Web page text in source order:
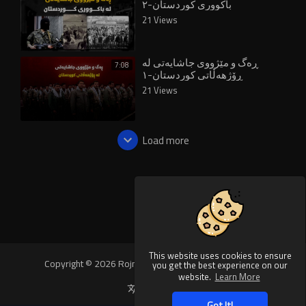
This website uses cookies to ensure
you get the best experience on our
website. Learn More
باکووری کوردستان-٢
21 Views
7:08 ڕەگ و مێژووی جاشایەتی لە
ڕۆژهەڵاتی کوردستان-١
21 Views
Load more
Copyright © 2026 Rojnews Video. All rights reserved.
Language